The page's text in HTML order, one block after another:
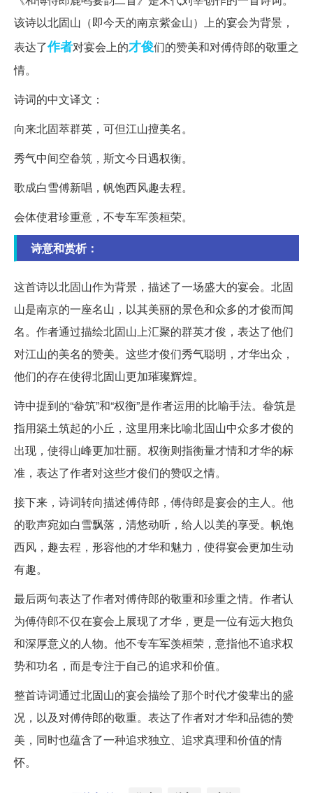
该诗以北固山（即今天的南京紫金山）上的宴会为背景，
表达了作者对宴会上的才俊们的赞美和对傅侍郎的敬重之
情。
诗词的中文译文：
向来北固萃群英，可但江山擅美名。
秀气中间空畚筑，斯文今日遇权衡。
歌成白雪傅新唱，帆饱西风趣去程。
会体使君珍重意，不专车军羡桓荣。
诗意和赏析：
这首诗以北固山作为背景，描述了一场盛大的宴会。北固
山是南京的一座名山，以其美丽的景色和众多的才俊而闻
名。作者通过描绘北固山上汇聚的群英才俊，表达了他们
对江山的美名的赞美。这些才俊们秀气聪明，才华出众，
他们的存在使得北固山更加璀璨辉煌。
诗中提到的“畚筑”和“权衡”是作者运用的比喻手法。畚筑是
指用築土筑起的小丘，这里用来比喻北固山中众多才俊的
出现，使得山峰更加壮丽。权衡则指衡量才情和才华的标
准，表达了作者对这些才俊们的赞叹之情。
接下来，诗词转向描述傅侍郎，傅侍郎是宴会的主人。他
的歌声宛如白雪飘落，清悠动听，给人以美的享受。帆饱
西风，趣去程，形容他的才华和魅力，使得宴会更加生动
有趣。
最后两句表达了作者对傅侍郎的敬重和珍重之情。作者认
为傅侍郎不仅在宴会上展现了才华，更是一位有远大抱负
和深厚意义的人物。他不专车军羡桓荣，意指他不追求权
势和功名，而是专注于自己的追求和价值。
整首诗词通过北固山的宴会描绘了那个时代才俊辈出的盛
况，以及对傅侍郎的敬重。表达了作者对才华和品德的赞
美，同时也蕴含了一种追求独立、追求真理和价值的情
怀。